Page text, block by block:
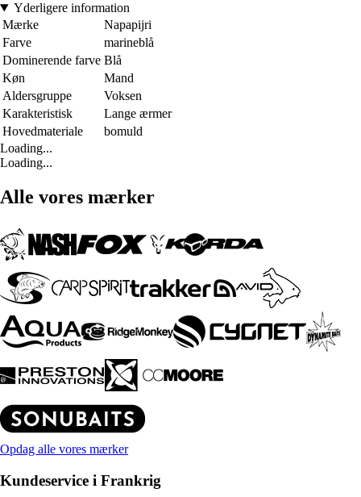
Yderligere information
Mærke
Napapijri
Farve
marineblå
Dominerende farve Blå
Køn
Mand
Aldersgruppe
Voksen
Karakteristisk
Lange ærmer
Hovedmateriale
bomuld
Loading...
Loading...
Alle vores mærker
Opdag alle vores mærker
Kundeservice i Frankrig